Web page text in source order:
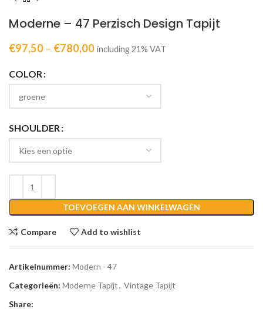
Moderne – 47 Perzisch Design Tapijt
€97,50 – €780,00 including 21% VAT
COLOR
SHOULDER
TOEVOEGEN AAN WINKELWAGEN
Compare Add to wishlist
Artikelnummer: Modern - 47
Categorieën: Moderne Tapijt, Vintage Tapijt
Share: